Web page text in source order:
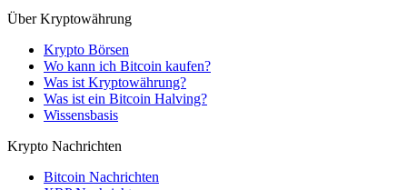
Über Kryptowährung
Krypto Börsen
Wo kann ich Bitcoin kaufen?
Was ist Kryptowährung?
Was ist ein Bitcoin Halving?
Wissensbasis
Krypto Nachrichten
Bitcoin Nachrichten